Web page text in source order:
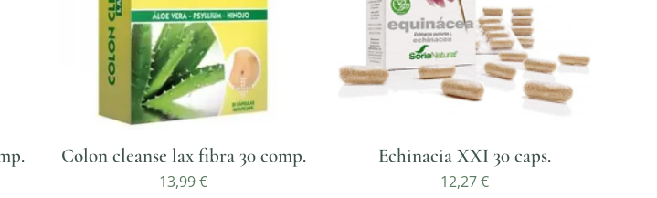
Colon cleanse lax fibra 30 comp.
13,99€
Echinacia XXI 30 caps.
12,27€